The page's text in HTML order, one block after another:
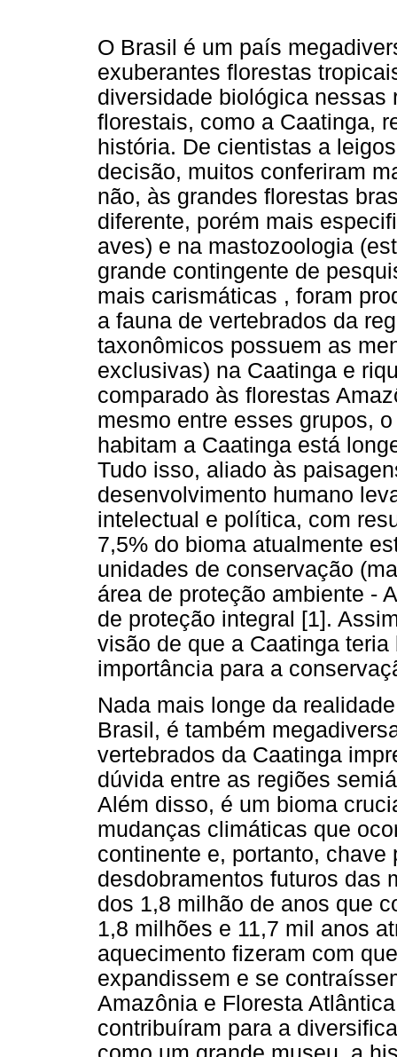
O Brasil é um país
exuberantes florestas
diversidade biológica
florestais, como a Caatinga,
história. De cientistas a
decisão, muitos conferiram
não, às grandes florestas
diferente, porém mais
aves) e na mastozoologia
grande contingente de
mais carismáticas , foram
a fauna de vertebrados da
taxonômicos possuem as
exclusivas) na Caatinga e
comparado às florestas
mesmo entre esses grupos,
habitam a Caatinga está
Tudo isso, aliado às
desenvolvimento humano
intelectual e política, com
7,5% do bioma atualmente
unidades de conservação
área de proteção ambiente -
de proteção integral [1].
visão de que a Caatinga
importância para a
Nada mais longe da
Brasil, é também
vertebrados da Caatinga
dúvida entre as regiões
Além disso, é um bioma
mudanças climáticas que
continente e, portanto,
desdobramentos futuros das
dos 1,8 milhão de anos que
1,8 milhões e 11,7 mil anos
aquecimento fizeram com
expandissem e se
Amazônia e Floresta
contribuíram para a